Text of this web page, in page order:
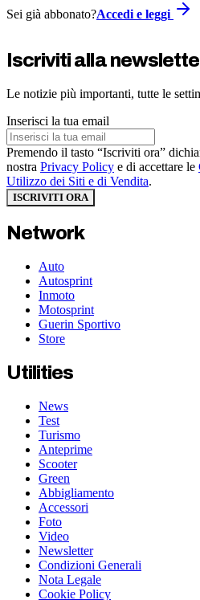
Sei già abbonato?Accedi e leggi
Iscriviti alla
Le notizie più importanti, tutte le
Inserisci la tua email
Premendo il tasto “Iscriviti ora”
nostra Privacy Policy e di accettare le
Utilizzo dei Siti e di Vendita.
ISCRIVITI ORA
Network
Auto
Autosprint
Inmoto
Motosprint
Guerin Sportivo
Store
Utilities
News
Test
Turismo
Anteprime
Scooter
Green
Abbigliamento
Accessori
Foto
Video
Newsletter
Condizioni Generali
Nota Legale
Cookie Policy